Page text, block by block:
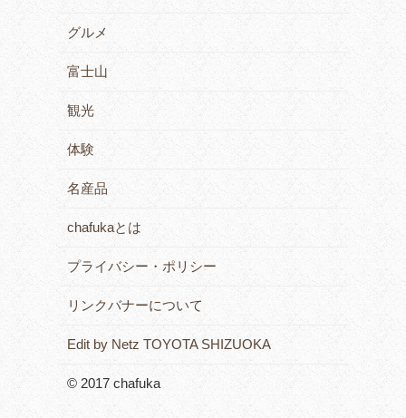
グルメ
富士山
観光
体験
名産品
chafukaとは
プライバシー・ポリシー
リンクバナーについて
Edit by Netz TOYOTA SHIZUOKA
© 2017 chafuka